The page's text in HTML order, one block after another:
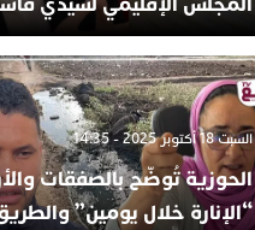
السبت 18 أكتوبر 2025 - 14:35
الحوزية تُوضّح بالصفقات
“الإنارة خلال يومين”